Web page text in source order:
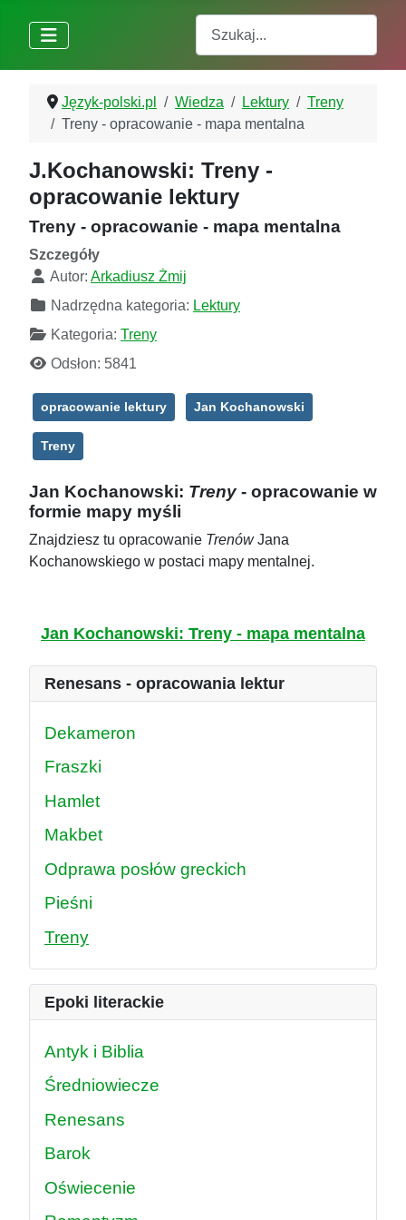
Język-polski.pl Wiedza Lektury
Treny
Treny - opracowanie - mapa mentalna
J.Kochanowski: Treny -
opracowanie lektury
Treny - opracowanie - mapa mentalna
Szczegóły
Autor: Arkadiusz Żmij
Nadrzędna kategoria: Lektury
Kategoria: Treny
Odsłon: 5841
opracowanie lektury Jan Kochanowski
Treny
Jan Kochanowski: Treny - opracowanie w
formie mapy myśli
Znajdziesz tu opracowanie TrenówJana
Kochanowskiego w postaci mapy mentalnej.
Jan Kochanowski: Treny - mapa mentalna
Renesans - opracowania lektur
Dekameron
Fraszki
Hamlet
Makbet
Odprawa posłów greckich
Pieśni
Treny
Epoki literackie
Antyk i Biblia
Średniowiecze
Renesans
Barok
Oświecenie